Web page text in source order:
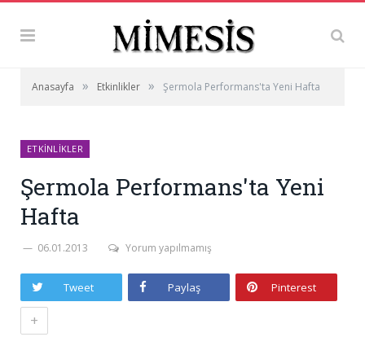
Anasayfa » Etkinlikler » Şermola Performans'ta Yeni Hafta
ETKINLIKLER
Şermola Performans'ta Yeni
Hafta
06.01.2013 Yorum yapılmamış
Tweet Paylaş Pinterest
+